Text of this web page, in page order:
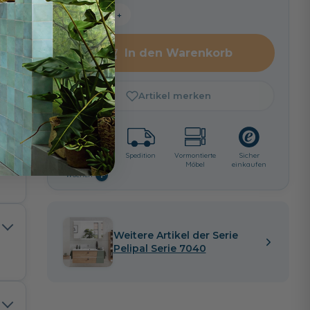
− +
In den Warenkorb
Artikel merken
Lieferzeit:
ca. 6 - 8
Wochen
i
Spedition
Vormontierte
Möbel
Sicher
einkaufen
Weitere Artikel der Serie
Pelipal Serie 7040